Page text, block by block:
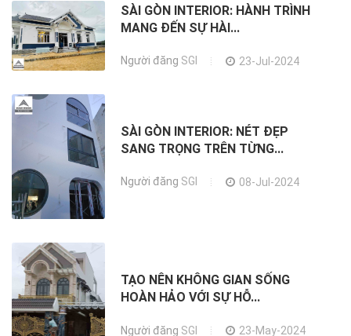
SÀI GÒN INTERIOR: HÀNH TRÌNH
MANG ĐẾN SỰ HÀI...
Người đăng SGI 23-Jul-2024
SÀI GÒN INTERIOR: NÉT ĐẸP
SANG TRỌNG TRÊN TỪNG...
Người đăng SGI 08-Jul-2024
TẠO NÊN KHÔNG GIAN SỐNG
HOÀN HẢO VỚI SỰ HỖ...
Người đăng SGI 23-May-2024